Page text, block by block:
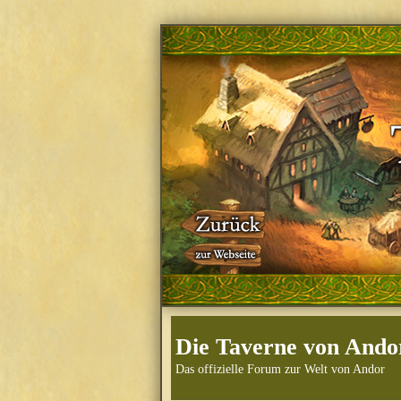
Die Taverne von
Das offizielle Forum zur Welt von Andor